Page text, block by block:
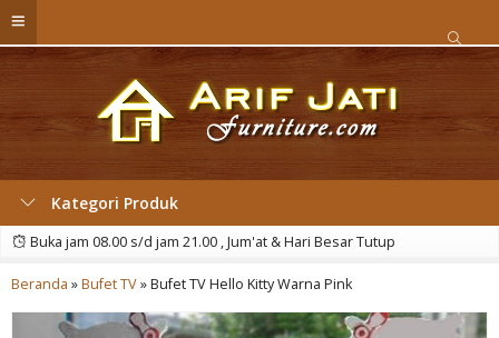
Kategori Produk
Buka jam 08.00 s/d jam 21.00 , Jum'at & Hari Besar Tutup
Beranda »Bufet TV»Bufet TV Hello Kitty Warna Pink